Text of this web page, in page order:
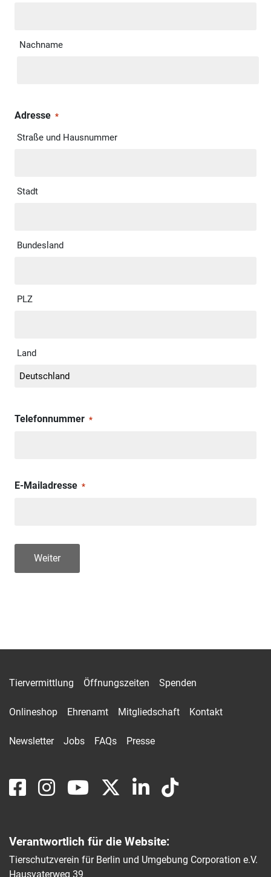
Nachname
Adresse *
Straße und Hausnummer
Stadt
Bundesland
PLZ
Land
Telefonnummer *
E-Mailadresse *
Weiter
Tiervermittlung Öffnungszeiten Spenden
Onlineshop Ehrenamt Mitgliedschaft Kontakt
Newsletter Jobs FAQs Presse
Verantwortlich für die Website:
Tierschutzverein für Berlin und Umgebung Corporation e.V.
Hausvaterweg 39